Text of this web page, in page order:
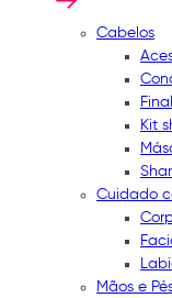
Cabelos
Kit
Cuidado
Mãos e